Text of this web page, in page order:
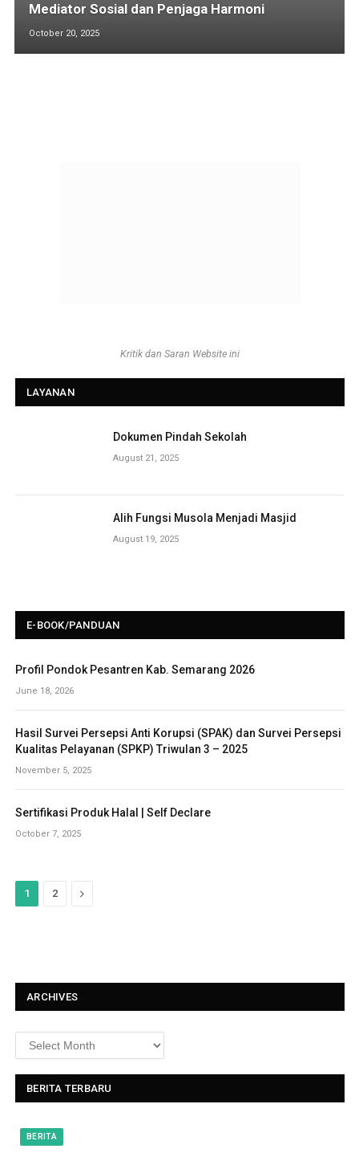
Mediator Sosial dan Penjaga Harmoni
October 20, 2025
Kritik dan Saran Website ini
LAYANAN
Dokumen Pindah Sekolah
August 21, 2025
Alih Fungsi Musola Menjadi Masjid
August 19, 2025
E-BOOK/PANDUAN
Profil Pondok Pesantren Kab. Semarang 2026
June 18, 2026
Hasil Survei Persepsi Anti Korupsi (SPAK) dan Survei Persepsi
Kualitas Pelayanan (SPKP) Triwulan 3 – 2025
November 5, 2025
Sertifikasi Produk Halal | Self Declare
October 7, 2025
1 2
N
ARCHIVES
BERITA TERBARU
BERITA